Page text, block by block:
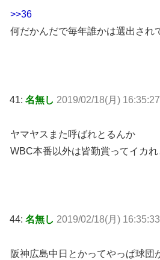
>>36
何だかんだで毎年誰かは選出され
41: 名無し 2019/02/18(月)
ヤマヤスまた呼ばれとるんか
WBC本番以外は皆勤賞ってイカれ
44: 名無し 2019/02/18(月)
阪神広島中日とかってやっぱ球団